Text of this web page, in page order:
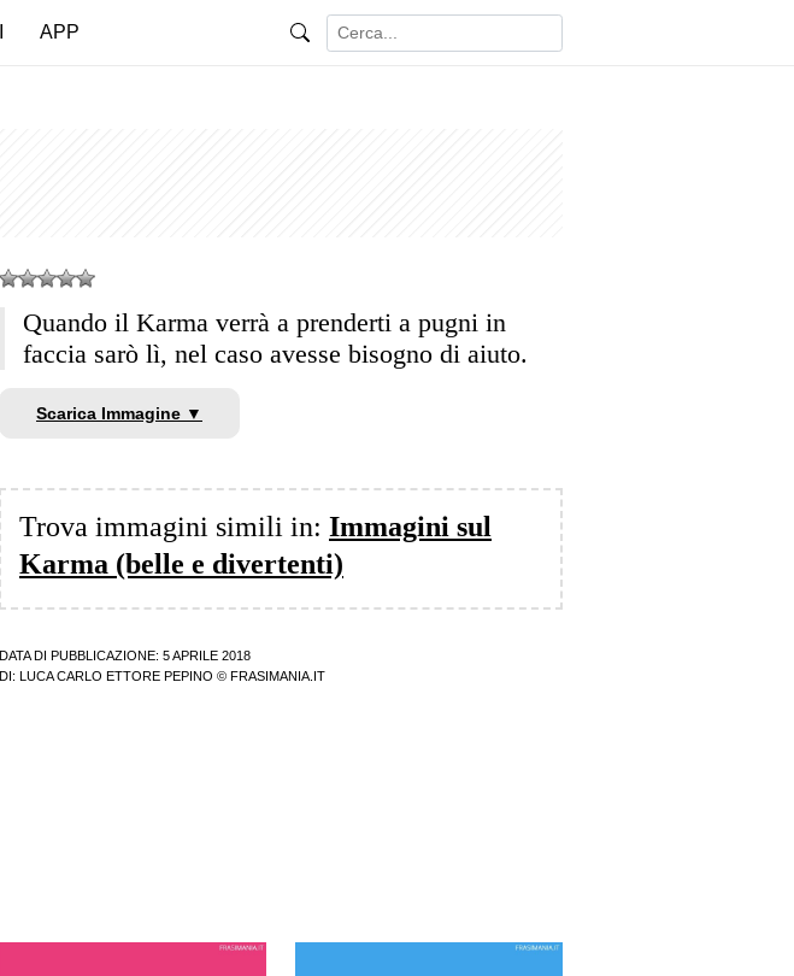
APP
Quando il Karma verrà a prenderti a pugni in
faccia sarò lì, nel caso avesse bisogno di aiuto.
Scarica Immagine ▼
Trova immagini simili in: Immagini sul
Karma (belle e divertenti)
DATA DI PUBBLICAZIONE: 5 APRILE 2018
DI:
LUCA CARLO ETTORE PEPINO © FRASIMANIA.IT